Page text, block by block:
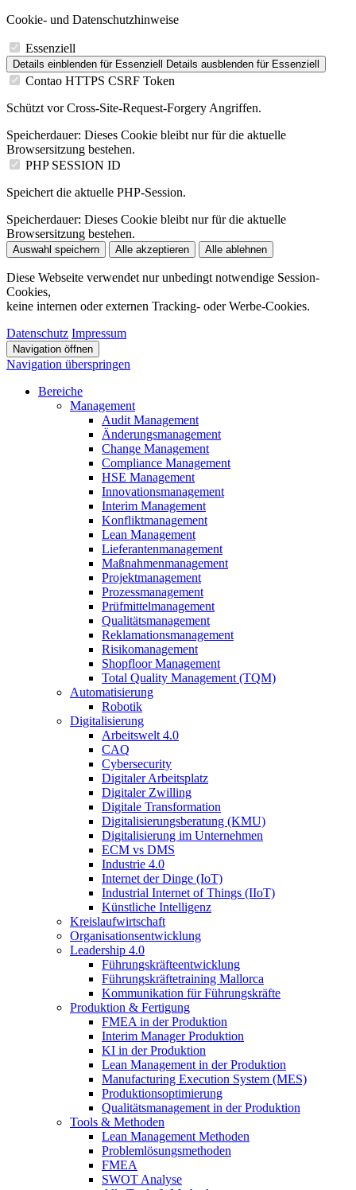
Cookie- und Datenschutzhinweise
Essenziell
Details einblenden für Essenziell Details ausblenden für Essenziell
Contao HTTPS CSRF Token
Schützt vor Cross-Site-Request-Forgery Angriffen.
Speicherdauer: Dieses Cookie bleibt nur für die aktuelle
Browsersitzung bestehen.
PHP SESSION ID
Speichert die aktuelle PHP-Session.
Speicherdauer: Dieses Cookie bleibt nur für die aktuelle
Browsersitzung bestehen.
Auswahl speichern Alle akzeptieren Alle ablehnen
Diese Webseite verwendet nur unbedingt notwendige Session-
Cookies,
keine internen oder externen Tracking- oder Werbe-Cookies.
Datenschutz Impressum
Navigation öffnen
Navigation überspringen
Bereiche
Management
Audit Management
Änderungsmanagement
Change Management
Compliance Management
HSE Management
Innovationsmanagement
Interim Management
Konfliktmanagement
Lean Management
Lieferantenmanagement
Maßnahmenmanagement
Projektmanagement
Prozessmanagement
Prüfmittelmanagement
Qualitätsmanagement
Reklamationsmanagement
Risikomanagement
Shopfloor Management
Total Quality Management (TQM)
Automatisierung
Robotik
Digitalisierung
Arbeitswelt 4.0
CAQ
Cybersecurity
Digitaler Arbeitsplatz
Digitaler Zwilling
Digitale Transformation
Digitalisierungsberatung (KMU)
Digitalisierung im Unternehmen
ECM vs DMS
Industrie 4.0
Internet der Dinge (IoT)
Industrial Internet of Things (IIoT)
Künstliche Intelligenz
Kreislaufwirtschaft
Organisationsentwicklung
Leadership 4.0
Führungskräfteentwicklung
Führungskräftetraining Mallorca
Kommunikation für Führungskräfte
Produktion & Fertigung
FMEA in der Produktion
Interim Manager Produktion
KI in der Produktion
Lean Management in der Produktion
Manufacturing Execution System (MES)
Produktionsoptimierung
Qualitätsmanagement in der Produktion
Tools & Methoden
Lean Management Methoden
Problemlösungsmethoden
FMEA
SWOT Analyse